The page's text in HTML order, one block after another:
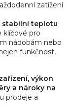
zatížení
stabilní teplotu
klíčové pro
nádobám nebo
funkčnost,
výkon
a nároky na
prodeje a